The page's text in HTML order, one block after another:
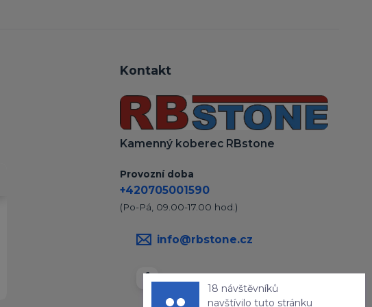
Kontakt
Kamenný koberec RBstone
Provozní doba
+420705001590
(Po-Pá, 09.00-17.00 hod.)
info@rbstone.cz
18 návštěvníků
navštívilo tuto stránku